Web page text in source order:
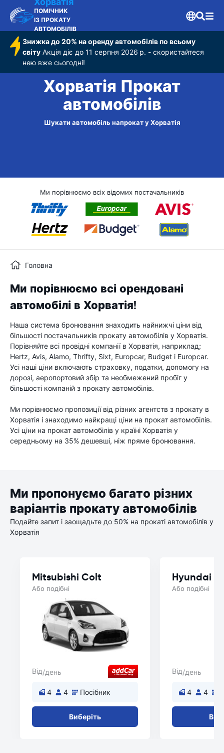
ПОМІЧНИК
ІЗ ПРОКАТУ
АВТОМОБІЛІВ
Знижка до 20% на оренду автомобілів по всьому
світу Акція діє до 11 серпня 2026 р. - скористайтеся
нею вже сьогодні!
Хорватія Прокат
автомобілів
Шукати автомобіль напрокат у Хорватія
Ми порівнюємо всіх відомих постачальників
Головна
Ми порівнюємо всі орендовані
автомобілі в Хорватія!
Наша система бронювання знаходить найнижчі ціни від
більшості постачальників прокату автомобілів у Хорватія.
Порівняйте всі провідні компанії в Хорватія, наприклад;
Hertz, Avis, Alamo, Thrifty, Sixt, Europcar, Budget і Europcar.
Усі наші ціни включають страховку, податки, допомогу на
дорозі, аеропортовий збір та необмежений пробіг у
більшості компаній з прокату автомобілів.
Ми порівнюємо пропозиції від різних агентств з прокату в
Хорватія і знаходимо найкращі ціни на прокат автомобілів.
Усі ціни на прокат автомобілів у країні Хорватія у
середньому на 35% дешевші, ніж пряме бронювання.
Ми пропонуємо багато різних
варіантів прокату автомобілів
Подайте запит і заощадьте до 50% на прокаті автомобілів у
Хорватія
Mitsubishi Colt
Або подібні
Від/день
4 4 Посібник
Виберіть
Hyundai
Або подібні
Від/день
4 4